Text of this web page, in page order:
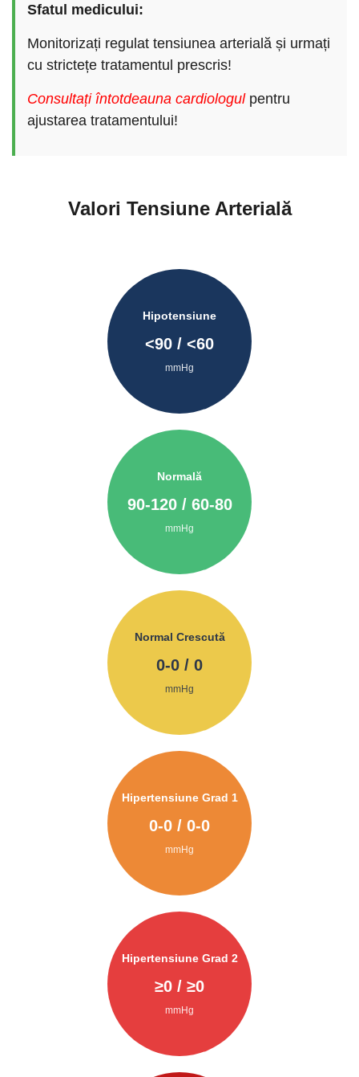
Sfatul medicului:
Monitorizați regulat tensiunea arterială și urmați
cu strictețe tratamentul prescris!
Consultați întotdeauna cardiologulpentru
ajustarea tratamentului!
Valori Tensiune Arterială
Hipotensiune
<90 / <60
mmHg
Normală
90-120/ 60-80
mmHg
Normal Crescută
0-0 / 0
mmHg
Hipertensiune Grad 1
0-0 / 0-0
mmHg
Hipertensiune Grad 2
≥0 / ≥0
mmHg